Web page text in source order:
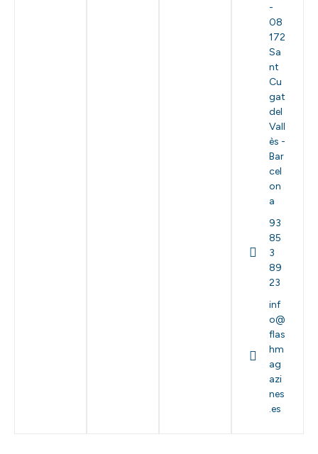
-
08
172
Sa
nt
Cu
gat
del
Vall
ès -
Bar
cel
on
a
93
85
3
89
23
inf
o@
flas
hm
ag
azi
nes
.es